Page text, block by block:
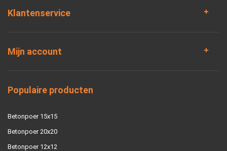
Klantenservice
Mijn account
Populaire producten
Betonpoer 15x15
Betonpoer 20x20
Betonpoer 12x12